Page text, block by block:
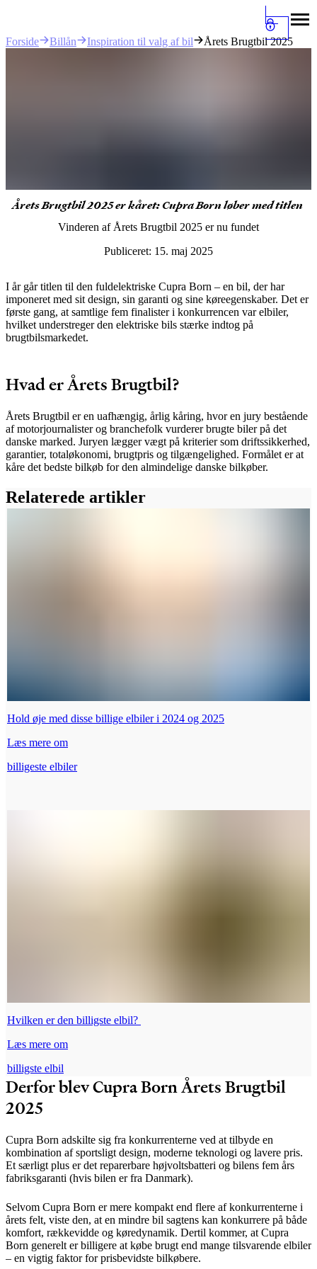
Forside Billån Inspiration til valg af bil Årets Brugtbil 2025
Årets Brugtbil 2025 er kåret: Cupra Born løber med titlen
Vinderen af Årets Brugtbil 2025 er nu fundet
Publiceret: 15. maj 2025
I år går titlen til den fuldelektriske Cupra Born – en bil, der har
imponeret med sit design, sin garanti og sine køreegenskaber. Det er
første gang, at samtlige fem finalister i konkurrencen var elbiler,
hvilket understreger den elektriske bils stærke indtog på
brugtbilsmarkedet.
Hvad er Årets Brugtbil?
Årets Brugtbil er en uafhængig, årlig kåring, hvor en jury bestående
af motorjournalister og branchefolk vurderer brugte biler på det
danske marked. Juryen lægger vægt på kriterier som driftssikkerhed,
garantier, totaløkonomi, brugtpris og tilgængelighed. Formålet er at
kåre det bedste bilkøb for den almindelige danske bilkøber.
Relaterede artikler
Hold øje med disse billige elbiler i 2024 og 2025
Læs mere om
billigeste elbiler
Hvilken er den billigste elbil?
Læs mere om
billigste elbil
Derfor blev Cupra Born Årets Brugtbil
2025
Cupra Born adskilte sig fra konkurrenterne ved at tilbyde en
kombination af sportsligt design, moderne teknologi og lavere pris.
Et særligt plus er det reparerbare højvoltsbatteri og bilens fem års
fabriksgaranti (hvis bilen er fra Danmark).
Selvom Cupra Born er mere kompakt end flere af konkurrenterne i
årets felt, viste den, at en mindre bil sagtens kan konkurrere på både
komfort, rækkevidde og køredynamik. Dertil kommer, at Cupra
Born generelt er billigere at købe brugt end mange tilsvarende elbiler
– en vigtig faktor for prisbevidste bilkøbere.